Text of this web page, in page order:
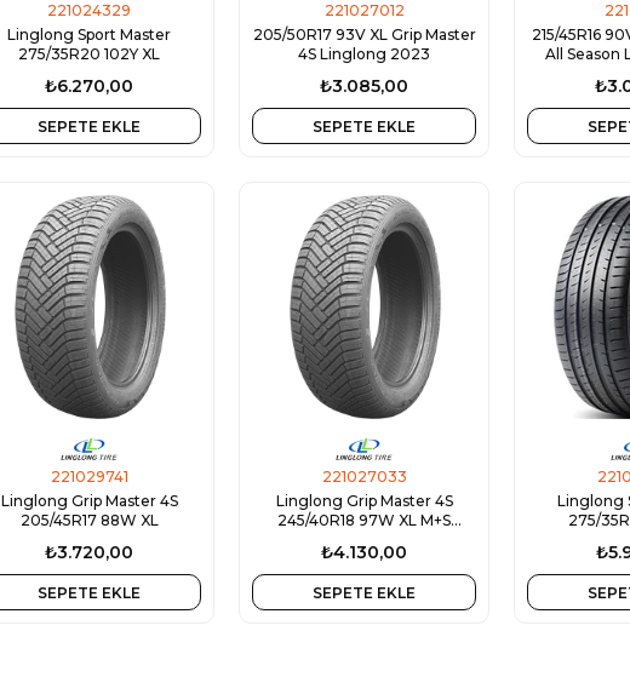
221024329
Linglong Sport Master
275/35R20 102Y XL
₺6.270,00
SEPETE EKLE
221027012
205/50R17 93V XL Grip Master
4S Linglong 2023
₺3.085,00
SEPETE EKLE
215/45R16
All Season
221029741
Linglong Grip Master 4S
205/45R17 88W XL
₺3.720,00
SEPETE EKLE
221027033
Linglong Grip Master 4S
245/40R18 97W XL M+S
₺4.130,00
SEPETE EKLE
Linglong
275/